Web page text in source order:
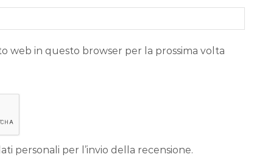
web in questo browser per la prossima volta
personali per l’invio della recensione.